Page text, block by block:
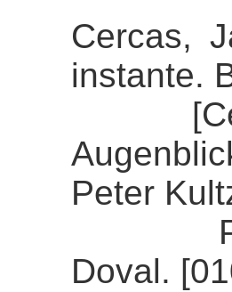
Cercas,
instante.
Peter
Doval.